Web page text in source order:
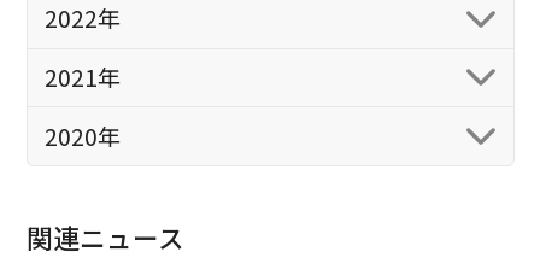
2022年
2021年
2020年
関連ニュース